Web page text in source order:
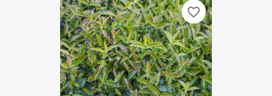
favorite_border